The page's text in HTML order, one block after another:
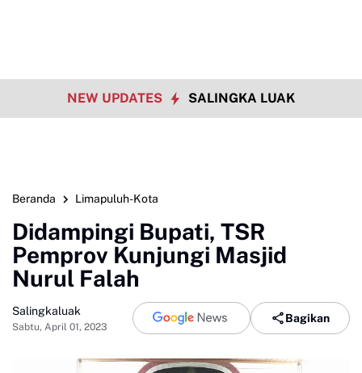
NEW UPDATES SALINGKA LUAK
Beranda Limapuluh-Kota
Didampingi Bupati, TSR
Pemprov Kunjungi Masjid
Nurul Falah
Salingkaluak
Sabtu, April 01, 2023
Bagikan